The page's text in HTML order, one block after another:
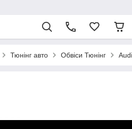
Тюнінг авто Обвіси Тюнінг Audi